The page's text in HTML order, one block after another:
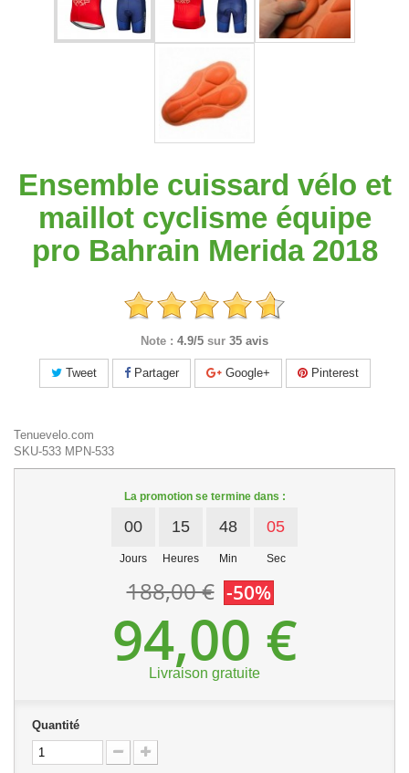
Ensemble cuissard vélo et
maillot cyclisme équipe
pro Bahrain Merida 2018
Note : 4.9/5 sur 35 avis
Tweet Partager Google+ Pinterest
Tenuevelo.com
SKU-533 MPN-533
La promotion se termine dans :
00
Jours
15
Heures
48
Min
05
Sec
188,00 € -50%
94,00 €
Livraison gratuite
Quantité